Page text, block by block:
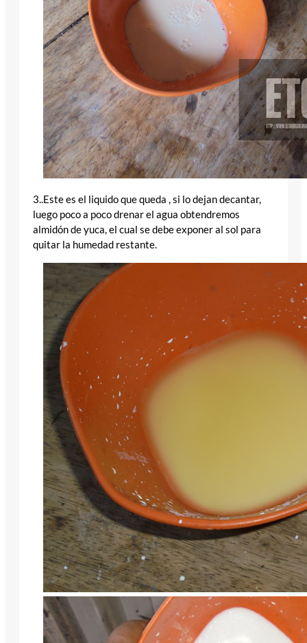
3..Este es el liquido que queda , si lo dejan decantar,
luego poco a poco drenar el agua obtendremos
almidón de yuca, el cual se debe exponer al sol para
quitar la humedad restante.